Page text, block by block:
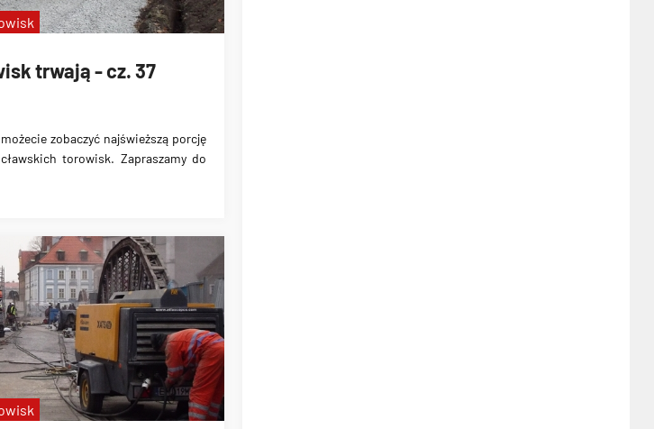
trwają - cz. 37
zobaczyć najświeższą porcję
torowisk. Zapraszamy do